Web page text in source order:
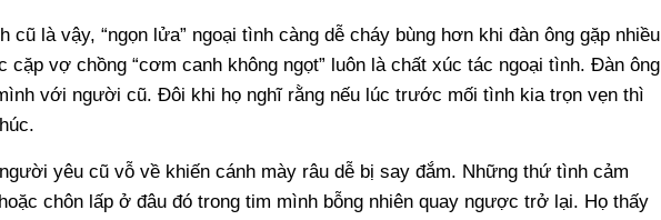
là vậy, “ngọn lửa” ngoại tình càng dễ cháy bùng hơn khi đàn ông gặp nhiều
cặp vợ chồng “cơm canh không ngọt” luôn là chất xúc tác ngoại tình. Đàn ông
với người cũ. Đôi khi họ nghĩ rằng nếu lúc trước mối tình kia trọn vẹn thì
yêu cũ vỗ về khiến cánh mày râu dễ bị say đắm. Những thứ tình cảm
chôn lấp ở đâu đó trong tim mình bỗng nhiên quay ngược trở lại. Họ thấy